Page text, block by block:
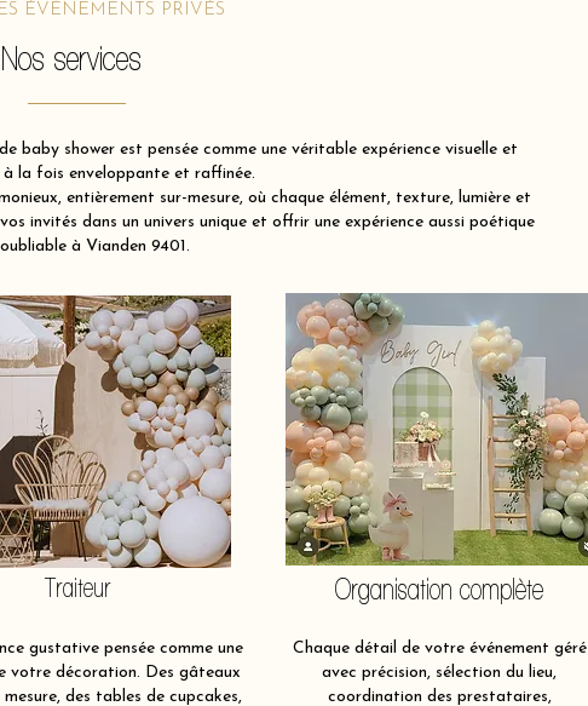
ÉVÈNEMENTS PRIVÉS
Nos services
baby shower est pensée comme une véritable expérience visuelle et
à la fois enveloppante et raffinée.
entièrement sur-mesure, où chaque élément, texture, lumière et
invités dans un univers unique et offrir une expérience aussi poétique
à Vianden 9401.
Traiteur
gustative pensée comme une
votre décoration. Des gâteaux
mesure, des tables de cupcakes,
Organisation complète
Chaque détail de votre événement géré
avec précision, sélection du lieu,
coordination des prestataires,